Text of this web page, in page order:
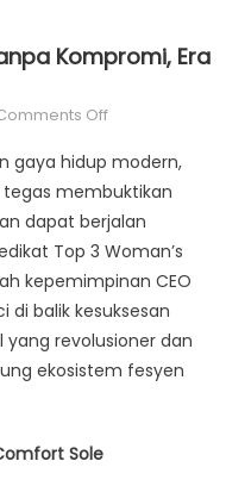
Kompromi, Era
Offon
NICI:
Langkah
Anggun
Tanpa
Kompromi,
Era
Baru
High
gaya hidup modern,
tegas membuktikan
dapat berjalan
Top 3 Woman’s
kepemimpinan CEO
di balik kesuksesan
revolusioner dan
ekosistem fesyen
Sole